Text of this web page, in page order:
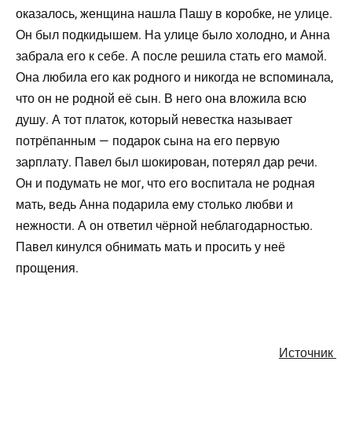
оказалось, женщина нашла Пашу в коробке, не улице.
Он был подкидышем. На улице было холодно, и Анна
забрала его к себе. А после решила стать его мамой.
Она любила его как родного и никогда не вспоминала,
что он не родной её сын. В него она вложила всю
душу. А тот платок, который невестка называет
потрёпанным — подарок сына на его первую
зарплату. Павел был шокирован, потерял дар речи.
Он и подумать не мог, что его воспитала не родная
мать, ведь Анна подарила ему столько любви и
нежности. А он ответил чёрной неблагодарностью.
Павел кинулся обнимать мать и просить у неё
прощения.
Источник